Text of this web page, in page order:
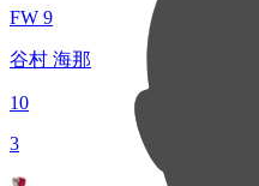
FW 9
谷村 海那
10
3